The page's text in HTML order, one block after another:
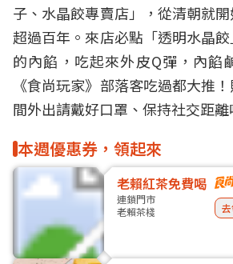
子、水晶餃專賣店」，從清朝就
超過百年 。來店必點「透明水晶
的內餡，吃起來外皮Q彈，內餡
《食尚玩家》部落客吃過都大推
間外出請戴好口罩、保持社交距離
本週優惠券，領起來
老賴紅茶免費喝
連鎖門市
老賴茶棧